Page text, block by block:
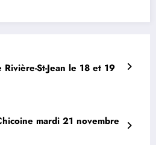
St-Jean le 18 et 19
mardi 21 novembre